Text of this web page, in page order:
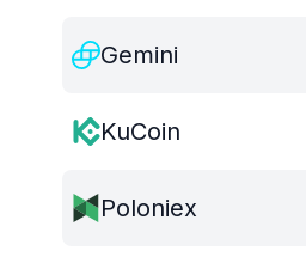
Gemini
KuCoin
Poloniex